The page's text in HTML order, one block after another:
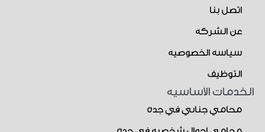
اتصل بنا
عن الشركة
سياسة الخصوصية
التوظيف
الخدمات الأساسية
محامي جنائي في جدة